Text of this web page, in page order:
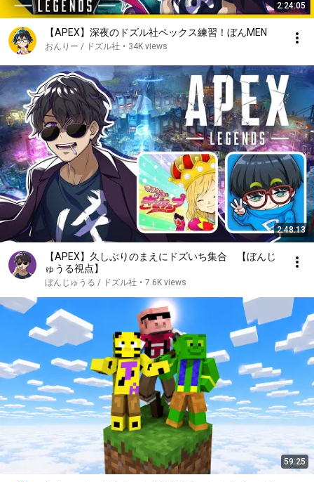
2:24:05
【APEX】深夜のドズル社ペックス練習！ぼんMEN
おんりー / ドズル社 • 34K views
2:48:13
【APEX】久しぶりのまえにドズいち集合 【ぼんじ
ゅうる視点】
ぼんじゅうる / ドズル社 • 7.6K views
59:25